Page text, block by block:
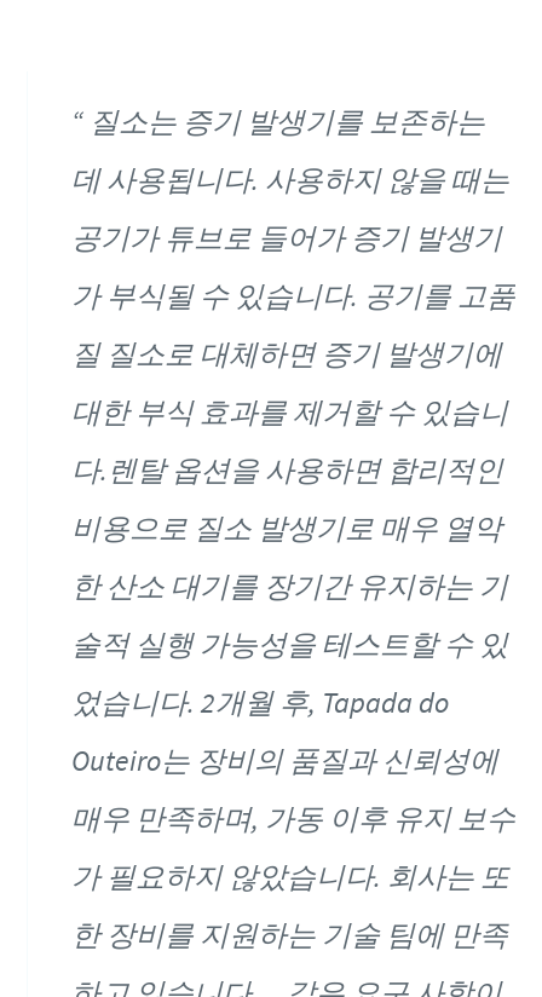
질소는 증기 발생기를 보존하는
데 사용됩니다. 사용하지 않을 때는
공기가 튜브로 들어가 증기 발생기
가 부식될 수 있습니다. 공기를 고품
질 질소로 대체하면 증기 발생기에
대한 부식 효과를 제거할 수 있습니
다.렌탈 옵션을 사용하면 합리적인
비용으로 질소 발생기로 매우 열악
한 산소 대기를 장기간 유지하는 기
술적 실행 가능성을 테스트할 수 있
었습니다. 2개월 후, Tapada do
Outeiro는 장비의 품질과 신뢰성에
매우 만족하며, 가동 이후 유지 보수
가 필요하지 않았습니다. 회사는 또
한 장비를 지원하는 기술 팀에 만족